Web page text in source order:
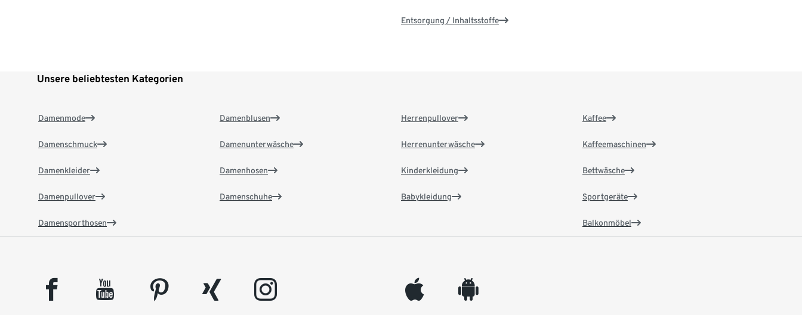
Entsorgung / Inhaltsstoffe
Unsere beliebtesten Kategorien
Damenmode
Damenschmuck
Damenkleider
Damenpullover
Damensporthosen
Damenblusen
Damenunterwäsche
Damenhosen
Damenschuhe
Herrenpullover
Herrenunterwäsche
Kinderkleidung
Babykleidung
Kaffee
Kaffeemaschinen
Bettwäsche
Sportgeräte
Balkonmöbel
facebook youtube pinterest xing instagram appleinc android